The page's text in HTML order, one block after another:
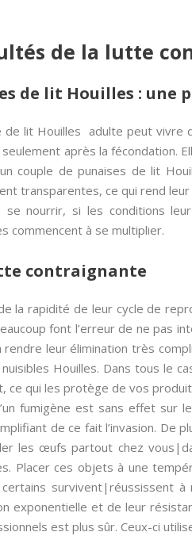
de la lutte
de lit Houilles :
de lit Houilles adulte peut vivre
après la fécondation.
couple de punaises de lit
transparentes, ce qui rend
se nourrir, si les conditions
commencent à se multiplier.
contraignante
la rapidité de leur cycle de
font l’erreur de ne pas
rendre leur élimination très
Houilles. Dans tous le
ce qui les protège de vos
fumigène est sans effet
de ce fait l’invasion. De
les œufs partout chez
Placer ces objets à une
survivent|réussissent à
exponentielle et de leur
est plus sûr. Ceux-ci